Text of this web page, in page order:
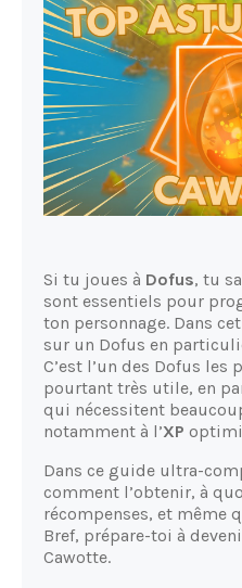
Si tu joues à Dofus, tu
sont essentiels pour
ton personnage. Dans
sur un Dofus en
C’est l’un des Dofus les
pourtant très utile, en
qui nécessitent
notamment à l’XP
Dans ce guide ultra-
comment l’obtenir, à
récompenses, et même
Bref, prépare-toi à
Cawotte.